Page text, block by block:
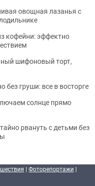
овощная лазанья с
кофейни: эффектно
шифоновый торт,
без груши: все в восторге
солнце прямо
рвануть с детьми без
| Фоторепортажи |